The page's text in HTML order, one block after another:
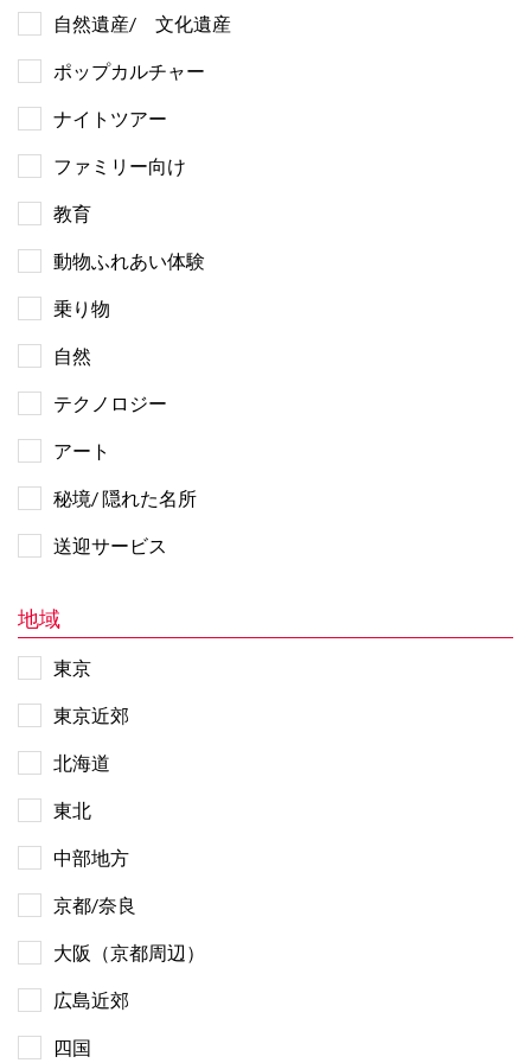
自然遺産/ 文化遺産
ポップカルチャー
ナイトツアー
ファミリー向け
教育
動物ふれあい体験
乗り物
自然
テクノロジー
アート
秘境/ 隠れた名所
送迎サービス
地域
東京
東京近郊
北海道
東北
中部地方
京都/奈良
大阪（京都周辺）
広島近郊
四国